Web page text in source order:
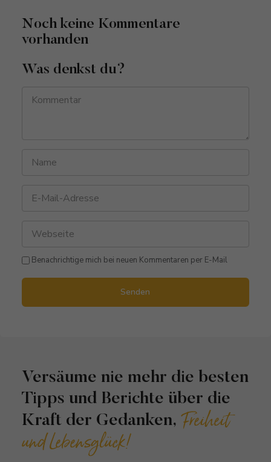
Noch keine Kommentare
vorhanden
Was denkst du?
Benachrichtige mich bei neuen Kommentaren per E-Mail
Senden
Versäume nie mehr die besten
Tipps und Berichte über die
Kraft der Gedanken, Freiheit
und Lebensglück!